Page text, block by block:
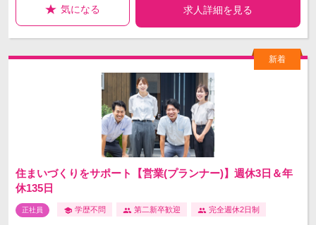
気になる 求人詳細を見る
住まいづくりをサポート【営業(プランナー)】週休3日＆年
休135日
正社員 学歴不問 第二新卒歓迎 完全週休2日制